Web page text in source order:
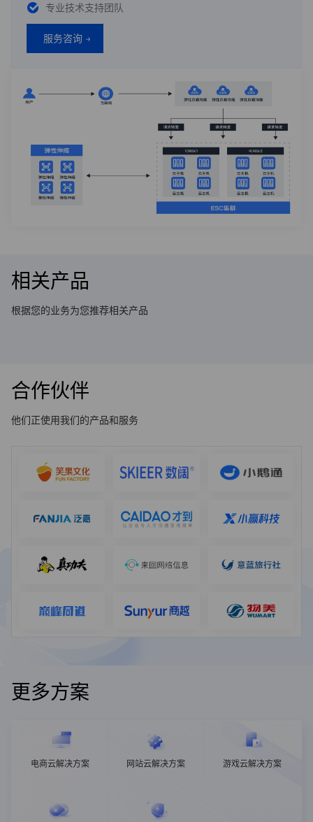
专业技术支持团队
服务咨询 →
相关产品
根据您的业务为您推荐相关产品
合作伙伴
他们正使用我们的产品和服务
更多方案
电商云解决方案 网站云解决方案 游戏云解决方案